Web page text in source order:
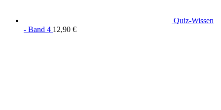
Quiz-Wissen
- Band 4 12,90 €